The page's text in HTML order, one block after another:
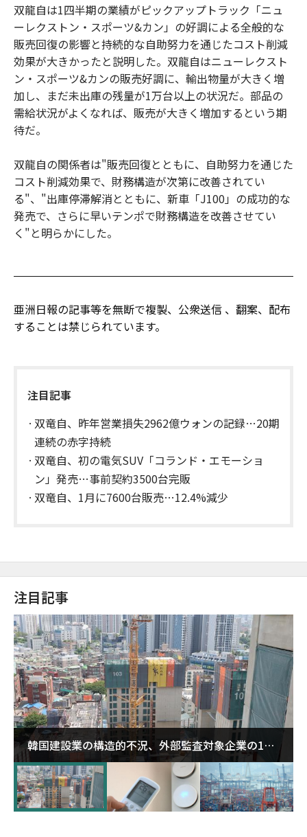
双龍自は1四半期の業績がピックアップトラック「ニュ
ーレクストン・スポーツ&カン」の好調による全般的な
販売回復の影響と持続的な自助努力を通じたコスト削減
効果が大きかったと説明した。双龍自はニューレクスト
ン・スポーツ&カンの販売好調に、輸出物量が大きく増
加し、まだ未出庫の残量が1万台以上の状況だ。部品の
需給状況がよくなれば、販売が大きく増加するという期
待だ。
双龍自の関係者は"販売回復とともに、自助努力を通じた
コスト削減効果で、財務構造が次第に改善されてい
る"、"出庫停滞解消とともに、新車「J100」の成功的な
発売で、さらに早いテンポで財務構造を改善させてい
く"と明らかにした。
亜洲日報の記事等を無断で複製、公衆送信 、翻案、配布
することは禁じられています。
注目記事
双竜自、昨年営業損失2962億ウォンの記録…20期
連続の赤字持続
双竜自、初の電気SUV「コランド・エモーショ
ン」発売…事前契約3500台完販
双竜自、1月に7600台販売…12.4%減少
注目記事
韓国建設業の構造的不況、外部監査対象企業の1割
超が「ゾンビ企業」に…5年で2.8倍増